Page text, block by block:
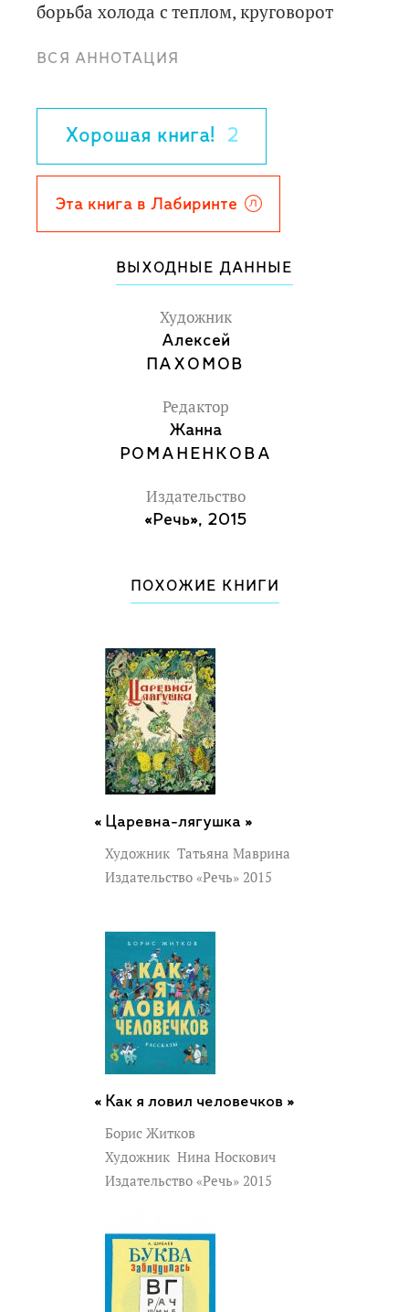
борьба холода с теплом, круговорот
В удивительно гармоничных и
Пахомова, словно сотканных из воздуха
и света, оживают трогательный образ
Снегурочки и завораживающая красота
родных просторов.
Для детей дошкольного возраста.
Для чтения взрослыми детям.
ВСЯ АННОТАЦИЯ
Хорошая книга! 2
Эта книга в Лабиринте
ВЫХОДНЫЕ ДАННЫЕ
Художник
Алексей
ПАХОМОВ
Редактор
Жанна
РОМАНЕНКОВА
Издательство
«Речь», 2015
ПОХОЖИЕ КНИГИ
Царевна-лягушка »
Художник Татьяна Маврина
Издательство «Речь» 2015
Как я ловил человечков »
Борис Житков
Художник Нина Носкович
Издательство «Речь» 2015